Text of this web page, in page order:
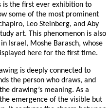
is the first ever exhibition to
some of the most prominent
Leo Steinberg, and Aby
art. This phenomenon is also
Israel, Moshe Barasch, whose
here for the first time.
is deeply connected to
the person who draws, and
drawing’s meaning. As a
emergence of the visible but